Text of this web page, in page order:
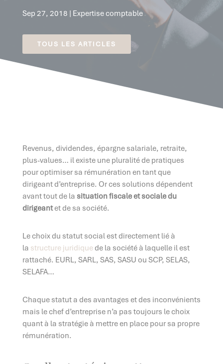
Sep 27, 2018 | Expertise comptable
TOUS LES ARTICLES
Revenus, dividendes, épargne salariale, retraite,
plus-values… il existe une pluralité de pratiques
pour optimiser sa rémunération en tant que
dirigeant d’entreprise. Or ces solutions dépendent
avant tout de la situation fiscale et sociale du
dirigeantet de sa société.
Le choix du statut social est directement lié à
la structure juridiquede la société à laquelle il est
rattaché. EURL, SARL, SAS, SASU ou SCP, SELAS,
SELAFA…
Chaque statut a des avantages et des inconvénients
mais le chef d’entreprise n’a pas toujours le choix
quant à la stratégie à mettre en place pour sa propre
rémunération.